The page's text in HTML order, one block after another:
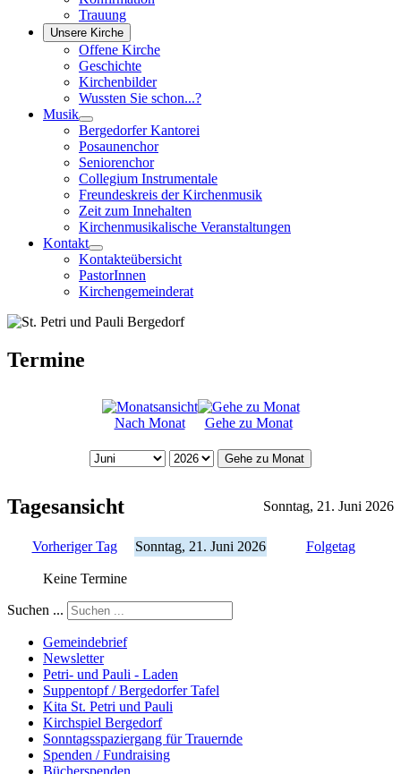
Trauung
Unsere Kirche
Offene Kirche
Geschichte
Kirchenbilder
Wussten Sie schon...?
Musik
Bergedorfer Kantorei
Posaunenchor
Seniorenchor
Collegium Instrumentale
Freundeskreis der Kirchenmusik
Zeit zum Innehalten
Kirchenmusikalische Veranstaltungen
Kontakt
Kontakteübersicht
PastorInnen
Kirchengemeinderat
Termine
Nach Monat Gehe zu Monat
Gehe zu Monat
Tagesansicht Sonntag, 21. Juni 2026
Vorheriger Tag Sonntag, 21. Juni 2026 Folgetag
Keine Termine
Suchen ...
Gemeindebrief
Newsletter
Petri- und Pauli - Laden
Suppentopf / Bergedorfer Tafel
Kita St. Petri und Pauli
Kirchspiel Bergedorf
Sonntagsspaziergang für Trauernde
Spenden / Fundraising